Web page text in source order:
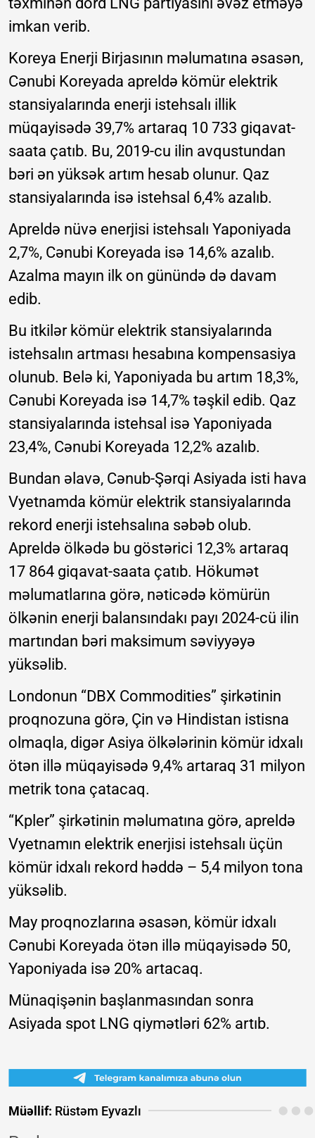
imkan verib.
Koreya Enerji Birjasının məlumatına əsasən,
Cənubi Koreyada apreldə kömür elektrik
stansiyalarında enerji istehsalı illik
müqayisədə 39,7% artaraq 10 733 giqavat-
saata çatıb. Bu, 2019-cu ilin avqustundan
bəri ən yüksək artım hesab olunur. Qaz
stansiyalarında isə istehsal 6,4% azalıb.
Apreldə nüvə enerjisi istehsalı Yaponiyada
2,7%, Cənubi Koreyada isə 14,6% azalıb.
Azalma mayın ilk on günündə də davam
edib.
Bu itkilər kömür elektrik stansiyalarında
istehsalın artması hesabına kompensasiya
olunub. Belə ki, Yaponiyada bu artım 18,3%,
Cənubi Koreyada isə 14,7% təşkil edib. Qaz
stansiyalarında istehsal isə Yaponiyada
23,4%, Cənubi Koreyada 12,2% azalıb.
Bundan əlavə, Cənub-Şərqi Asiyada isti hava
Vyetnamda kömür elektrik stansiyalarında
rekord enerji istehsalına səbəb olub.
Apreldə ölkədə bu göstərici 12,3% artaraq
17 864 giqavat-saata çatıb. Hökumət
məlumatlarına görə, nəticədə kömürün
ölkənin enerji balansındakı payı 2024-cü ilin
martından bəri maksimum səviyyəyə
yüksəlib.
Londonun “DBX Commodities” şirkətinin
proqnozuna görə, Çin və Hindistan istisna
olmaqla, digər Asiya ölkələrinin kömür idxalı
ötən illə müqayisədə 9,4% artaraq 31 milyon
metrik tona çatacaq.
“Kpler” şirkətinin məlumatına görə, apreldə
Vyetnamın elektrik enerjisi istehsalı üçün
kömür idxalı rekord həddə – 5,4 milyon tona
yüksəlib.
May proqnozlarına əsasən, kömür idxalı
Cənubi Koreyada ötən illə müqayisədə 50,
Yaponiyada isə 20% artacaq.
Münaqişənin başlanmasından sonra
Asiyada spot LNG qiymətləri 62% artıb.
Müəllif: Rüstəm Eyvazlı